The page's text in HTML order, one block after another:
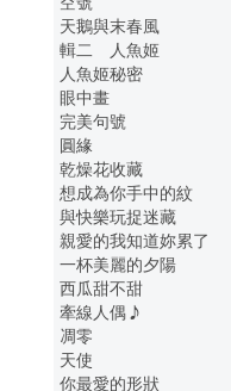
天鵝與末春風
輯二 人魚姬
人魚姬秘密
眼中畫
完美句號
圓緣
乾燥花收藏
想成為你手中的紋
與快樂玩捉迷藏
親愛的我知道妳累了
一杯美麗的夕陽
西瓜甜不甜
牽線人偶♪
凋零
天使
你最愛的形狀